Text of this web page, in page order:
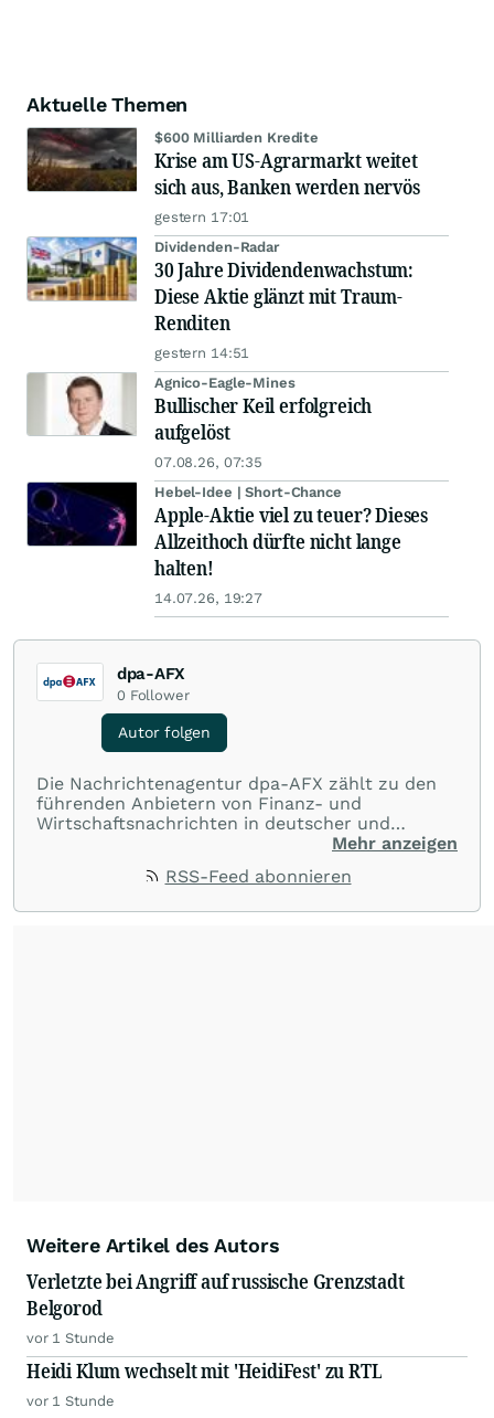
Aktuelle Themen
$600 Milliarden Kredite
Krise am US-Agrarmarkt weitet
sich aus, Banken werden nervös
gestern 17:01
Dividenden-Radar
30 Jahre Dividendenwachstum:
Diese Aktie glänzt mit Traum-
Renditen
gestern 14:51
Agnico-Eagle-Mines
Bullischer Keil erfolgreich
aufgelöst
07.08.26, 07:35
Hebel-Idee | Short-Chance
Apple-Aktie viel zu teuer? Dieses
Allzeithoch dürfte nicht lange
halten!
14.07.26, 19:27
dpa-AFX
0 Follower
Autor folgen
Die Nachrichtenagentur dpa-AFX zählt zu den
führenden Anbietern von Finanz- und
Wirtschaftsnachrichten in deutscher und
englischer Sprache. Gestützt auf ein
dpa-AFX unabhängig, zuverlässig und schnell
Mehr anzeigen
RSS-Feed abonnieren
Weitere Artikel des Autors
Verletzte bei Angriff auf russische Grenzstadt
Belgorod
vor 1 Stunde
Heidi Klum wechselt mit 'HeidiFest' zu RTL
vor 1 Stunde